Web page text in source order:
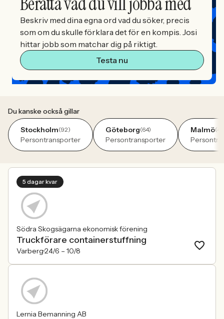
Beskriv med dina egna ord vad du söker, precis
som om du skulle förklara det för en kompis. Josi
hittar jobb som matchar dig på riktigt.
Testa nu
Du kanske också gillar
Stockholm(92)
Persontransporter
Göteborg(64)
Persontransporter
Malmö
5 dagar kvar
Södra Skogsägarna ekonomisk förening
Truckförare containerstuffning
Varberg24/6 – 10/8
Lernia Bemanning AB